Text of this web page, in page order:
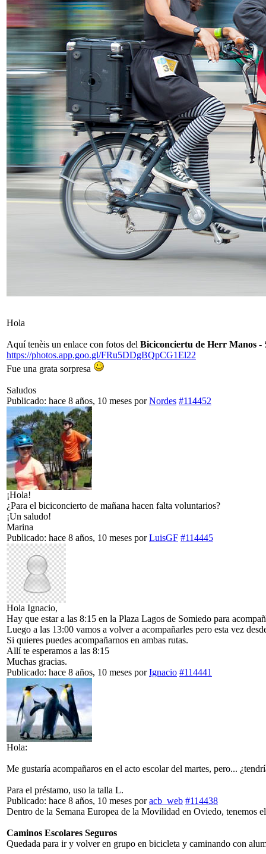
Hola
Aquí tenèis un enlace con fotos del Biciconciertu de Herr Manos -
https://photos.app.goo.gl/FRu5DDgBQpCG1El22
Fue una grata sorpresa
Saludos
Publicado: hace 8 años, 10 meses porNordes #114452
¡Hola!
¿Para el biciconcierto de mañana hacen falta voluntarios?
¡Un saludo!
Marina
Publicado: hace 8 años, 10 meses porLuisGF #114445
Hola Ignacio,
Hay que estar a las 8:15 en la Plaza Lagos de Somiedo para
Luego a las 13:00 vamos a volver a acompañarles pero esta vez
Si quieres puedes acompañarnos en ambas rutas.
Allí te esperamos a las 8:15
Muchas gracias.
Publicado: hace 8 años, 10 meses porIgnacio #114441
Hola:
Me gustaría acompañaros en el acto escolar del martes, pero...
Para el préstamo, uso la talla L.
Publicado: hace 8 años, 10 meses poracb_web #114438
Dentro de la Semana Europea de la Movilidad en Oviedo, tenemos
Caminos Escolares Seguros
Quedada para ir y volver en grupo en bicicleta y caminando con